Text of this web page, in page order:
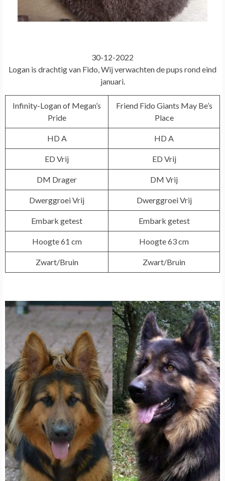
30-12-2022
Logan is drachtig van Fido, Wij verwachten de pups rond eind
januari.
Infinity-Logan of Megan’s
Pride
Friend Fido Giants May Be’s
Place
HD A HD A
ED Vrij ED Vrij
DM Drager DM Vrij
Dwerggroei Vrij Dwerggroei Vrij
Embark getest Embark getest
Hoogte 61 cm Hoogte 63 cm
Zwart/Bruin Zwart/Bruin